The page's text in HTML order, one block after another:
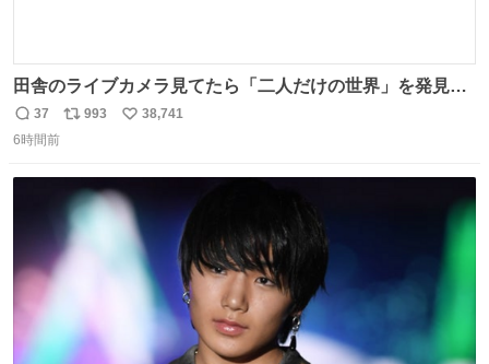
田舎のライブカメラ見てたら「二人だけの世界」を発見し
た
返
信
37
リ
ト
数
993
い
数
38,741
6時間前